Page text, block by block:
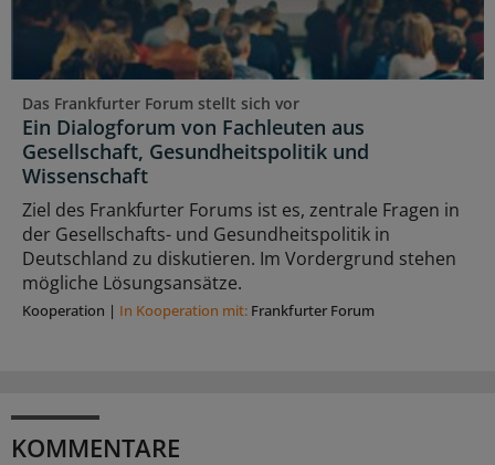
Das Frankfurter Forum stellt sich vor
Ein Dialogforum von Fachleuten aus
Gesellschaft, Gesundheitspolitik und
Wissenschaft
Ziel des Frankfurter Forums ist es, zentrale Fragen in
der Gesellschafts- und Gesundheitspolitik in
Deutschland zu diskutieren. Im Vordergrund stehen
mögliche Lösungsansätze.
Kooperation | In Kooperation mit: Frankfurter Forum
KOMMENTARE